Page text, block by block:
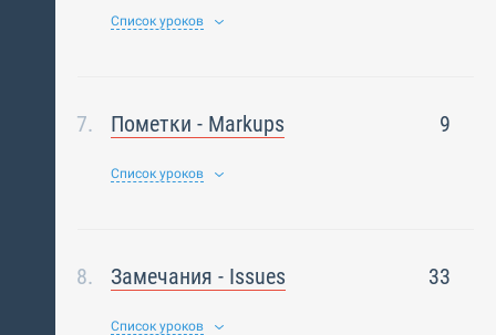
Список уроков
Пометки - Markups 9
Список уроков
Замечания - Issues 33
Список уроков